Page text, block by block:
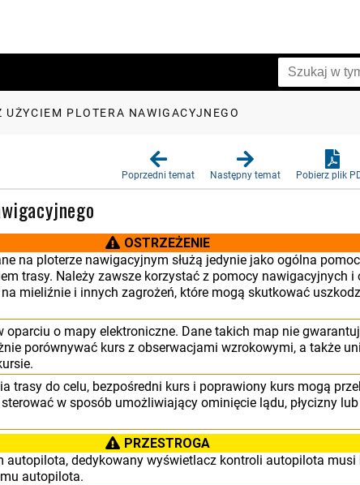
UŻYCIEM PLOTERA NAWIGACYJNEGO
Poprzedni temat Następny temat Pobierz plik
OSTRZEŻENIE
na ploterze nawigacyjnym służą jedynie jako ogólna
trasy. Należy zawsze korzystać z pomocy nawigacyjnych
mieliźnie i innych zagrożeń, które mogą skutkować
oparciu o mapy elektroniczne. Dane takich map nie
porównywać kurs z obserwacjami wzrokowymi, a także
trasy do celu, bezpośredni kurs i poprawiony kurs mogą
w sposób umożliwiający ominięcie lądu, płycizny
PRZESTROGA
autopilota, dedykowany wyświetlacz kontroli autopilota
autopilota.